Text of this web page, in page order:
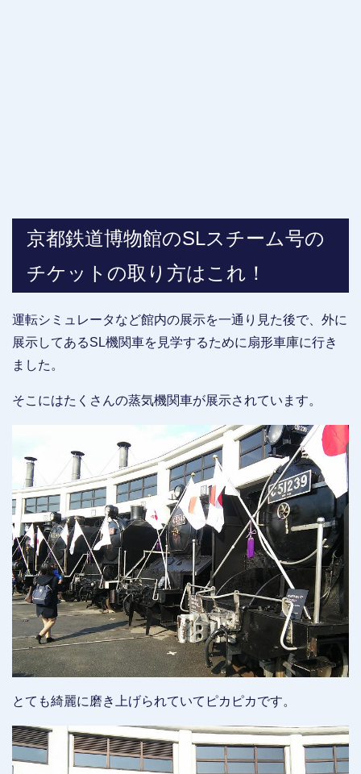
京都鉄道博物館のSLスチーム号の
チケットの取り方はこれ！
運転シミュレータなど館内の展示を一通り見た後で、外に
展示してあるSL機関車を見学するために扇形車庫に行き
ました。
そこにはたくさんの蒸気機関車が展示されています。
とても綺麗に磨き上げられていてピカピカです。